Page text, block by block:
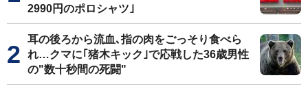
2990円のポロシャツ｣
耳の後ろから流血､指の肉をごっそり食べら
れ…クマに｢猪木キック｣で応戦した36歳男性
の"数十秒間の死闘"